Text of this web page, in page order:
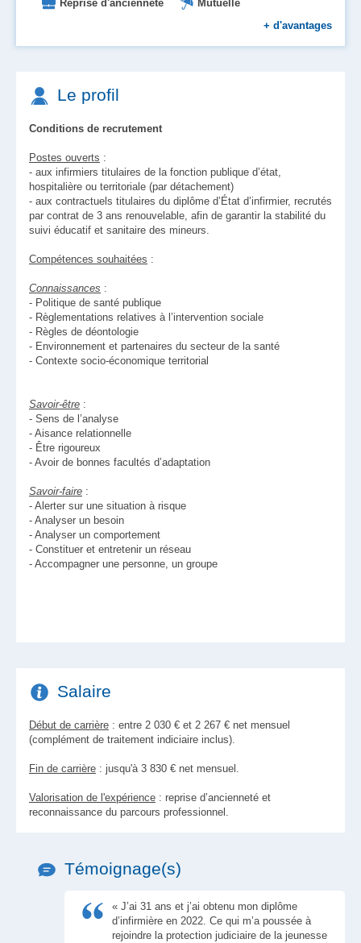
Reprise d'ancienneté
Mutuelle
Prise en charge des transports
+ d'avantages
Le profil
Conditions de recrutement
Postes ouverts :
- aux infirmiers titulaires de la fonction publique d’état,
hospitalière ou territoriale (par détachement)
- aux contractuels titulaires du diplôme d’État d’infirmier, recrutés
par contrat de 3 ans renouvelable, afin de garantir la stabilité du
suivi éducatif et sanitaire des mineurs.
Compétences souhaitées :
Connaissances :
- Politique de santé publique
- Règlementations relatives à l’intervention sociale
- Règles de déontologie
- Environnement et partenaires du secteur de la santé
- Contexte socio-économique territorial
Savoir-être :
- Sens de l’analyse
- Aisance relationnelle
- Être rigoureux
- Avoir de bonnes facultés d’adaptation
Savoir-faire :
- Alerter sur une situation à risque
- Analyser un besoin
- Analyser un comportement
- Constituer et entretenir un réseau
- Accompagner une personne, un groupe
Salaire
Début de carrière : entre 2 030 € et 2 267 € net mensuel
(complément de traitement indiciaire inclus).
Fin de carrière : jusqu'à 3 830 € net mensuel.
Valorisation de l'expérience : reprise d’ancienneté et
reconnaissance du parcours professionnel.
Témoignage(s)
« J’ai 31 ans et j’ai obtenu mon diplôme
d’infirmière en 2022. Ce qui m’a poussée à
rejoindre la protection judiciaire de la jeunesse